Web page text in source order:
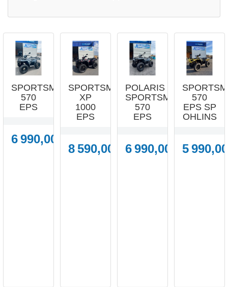
SPORTSMAN
570
EPS
6 990,00 €
SPORTSMAN
XP
1000
EPS
8 590,00 €
POLARIS
SPORTSMAN
570
EPS
6 990,00 €
570
EPS SP
OHLINS
5